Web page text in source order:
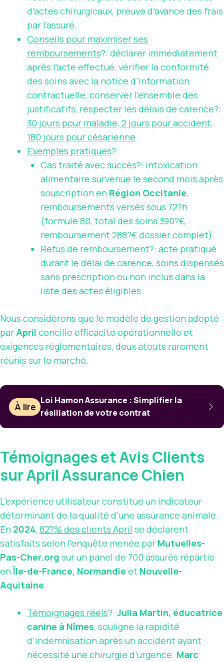
d’actes chirurgicaux, preuve d’avance des frais
par l’assuré.
Conseils pour maximiser ses
remboursements?: déclarer immédiatement
après l’acte effectué, vérifier la conformité
des soins avec la notice d’information
contractuelle, conserver l’ensemble des
justificatifs, respecter les délais de carence?:
30 jours pour maladie, 2 jours pour accident,
180 jours pour césarienne.
Exemples pratiques?:
Cas traité avec succès?: intoxication
alimentaire survenue le second mois après
souscription en Région Occitanie,
remboursements versés sous 72?h
(formule 80, total des soins 390?€,
remboursement 288?€ dossier complet).
Refus de remboursement?: acte pratiqué
durant le délai de carence, soins dispensés
sans prescription ou non inclus dans la
liste des actes éligibles.
Nous considérons que le modèle de gestion adopté
parApril concilie efficacité opérationnelle et
exigences réglementaires, deux atouts rarement
réunis sur le marché.
À lire
Loi Hamon Assurance : Simplifier la
résiliation de votre contrat
Témoignages et Avis Clients
sur April Assurance Chien
L’expérience utilisateur constitue un indicateur
déterminant de la qualité d’une assurance animale.
En 2024, 82?% des clients April se déclarent
satisfaits selon l’enquête menée par Mutuelles-
Pas-Cher.org sur un panel de 700 assurés répartis
enÎle-de-France, Normandie et Nouvelle-
Aquitaine.
Témoignages réels?:Julia Martin, éducatrice
canine à Nîmes, souligne la rapidité
d’indemnisation après un accident ayant
nécessité une chirurgie d’urgence. Marc